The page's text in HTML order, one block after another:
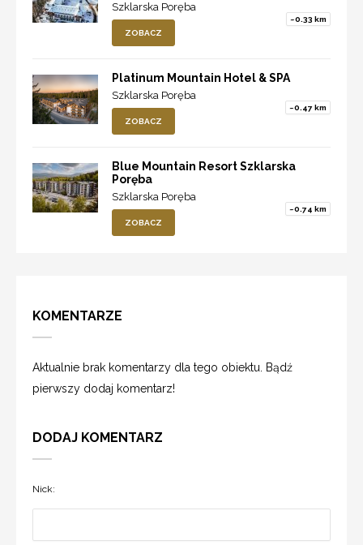
Szklarska Poręba
~0.33 km
ZOBACZ
Platinum Mountain Hotel & SPA
Szklarska Poręba
~0.47 km
ZOBACZ
Blue Mountain Resort Szklarska
Poręba
Szklarska Poręba
~0.74 km
ZOBACZ
KOMENTARZE
Aktualnie brak komentarzy dla tego obiektu. Bądź
pierwszy dodaj komentarz!
DODAJ KOMENTARZ
Nick: